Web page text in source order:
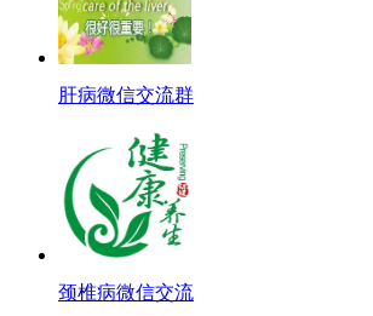
肝病微信交流群
颈椎病微信交流